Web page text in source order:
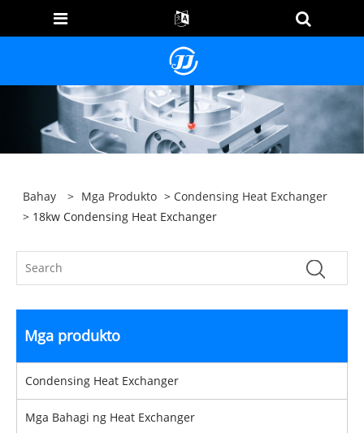
Bahay > Mga Produkto > Condensing Heat Exchanger
> 18kw Condensing Heat Exchanger
Mga produkto
Condensing Heat Exchanger
Mga Bahagi ng Heat Exchanger